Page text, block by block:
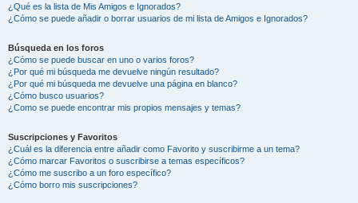
¿Qué es la lista de Mis Amigos e Ignorados?
¿Cómo se puede añadir o borrar usuarios de mi lista de Amigos e Ignorados?
Búsqueda en los foros
¿Cómo se puede buscar en uno o varios foros?
¿Por qué mi búsqueda me devuelve ningún resultado?
¿Por qué mi búsqueda me devuelve una página en blanco?
¿Cómo busco usuarios?
¿Como se puede encontrar mis propios mensajes y temas?
Suscripciones y Favoritos
¿Cuál es la diferencia entre añadir como Favorito y suscribirme a un tema?
¿Cómo marcar Favoritos o suscribirse a temas específicos?
¿Cómo me suscribo a un foro específico?
¿Cómo borro mis suscripciones?